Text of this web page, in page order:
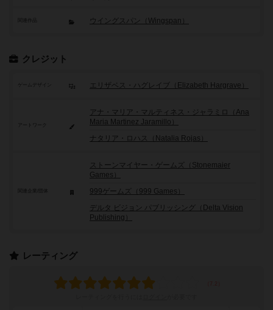
関連作品 ウイングスパン（Wingspan）
クレジット
ゲームデザイン エリザベス・ハグレイブ（Elizabeth Hargrave）
アートワーク
アナ・マリア・マルティネス・ジャラミロ（Ana
Maria Martinez Jaramillo）
ナタリア・ロハス（Natalia Rojas）
ストーンマイヤー・ゲームズ（Stonemaier
Games）
999ゲームズ（999 Games）
デルタ ビジョン パブリッシング（Delta Vision
Publishing）
レーティング